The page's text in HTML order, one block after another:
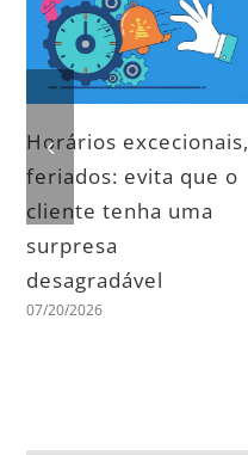
Horários excecionais,
feriados: evita que o
cliente tenha uma
surpresa
desagradável
07/20/2026